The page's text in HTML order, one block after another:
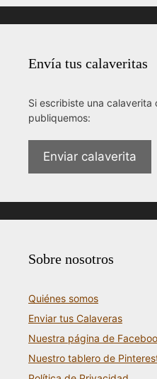
Envía tus calaveritas
Si escribiste una calaverita
publiquemos:
Enviar calaverita
Sobre nosotros
Quiénes somos
Enviar tus Calaveras
Nuestra página de
Nuestro tablero de